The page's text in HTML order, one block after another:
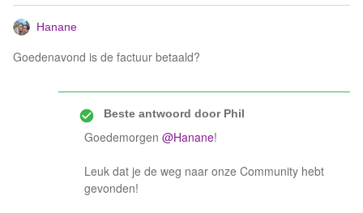
Hanane
Goedenavond is de factuur betaald?
Beste antwoord doorPhil
Goedemorgen @Hanane!
Leuk dat je de weg naar onze Community hebt
gevonden!